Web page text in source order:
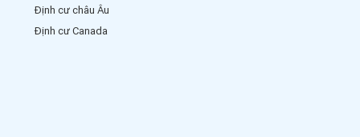
Định cư châu Âu
Định cư Canada